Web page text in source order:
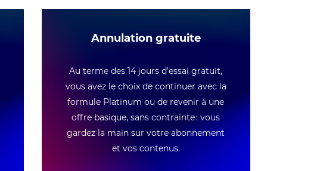
Annulation gratuite
Au terme des 14 jours d’essai gratuit,
vous avez le choix de continuer avec la
formule Platinum ou de revenir à une
offre basique, sans contrainte : vous
gardez la main sur votre abonnement
et vos contenus.